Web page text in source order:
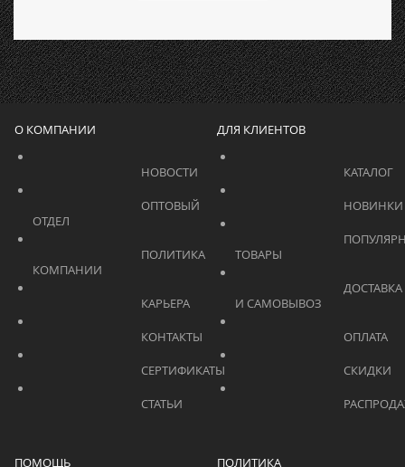
О КОМПАНИИ
			    		КАРЬЕРА
ДЛЯ КЛИЕНТОВ
ПОМОЩЬ
ПОЛИТИКА